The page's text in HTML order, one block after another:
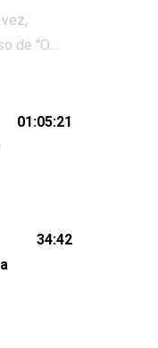
de "O
sobre
com a
e,
de
ou
01:05:21
34:42